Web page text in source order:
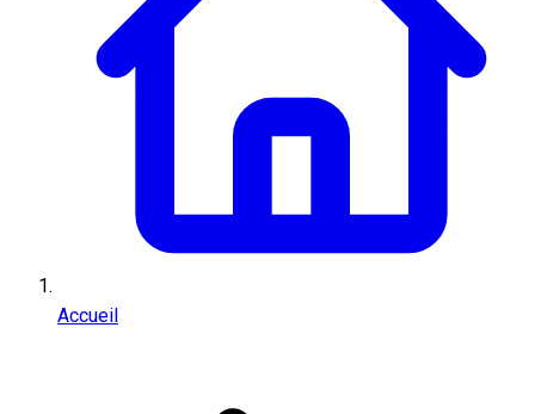
Accueil